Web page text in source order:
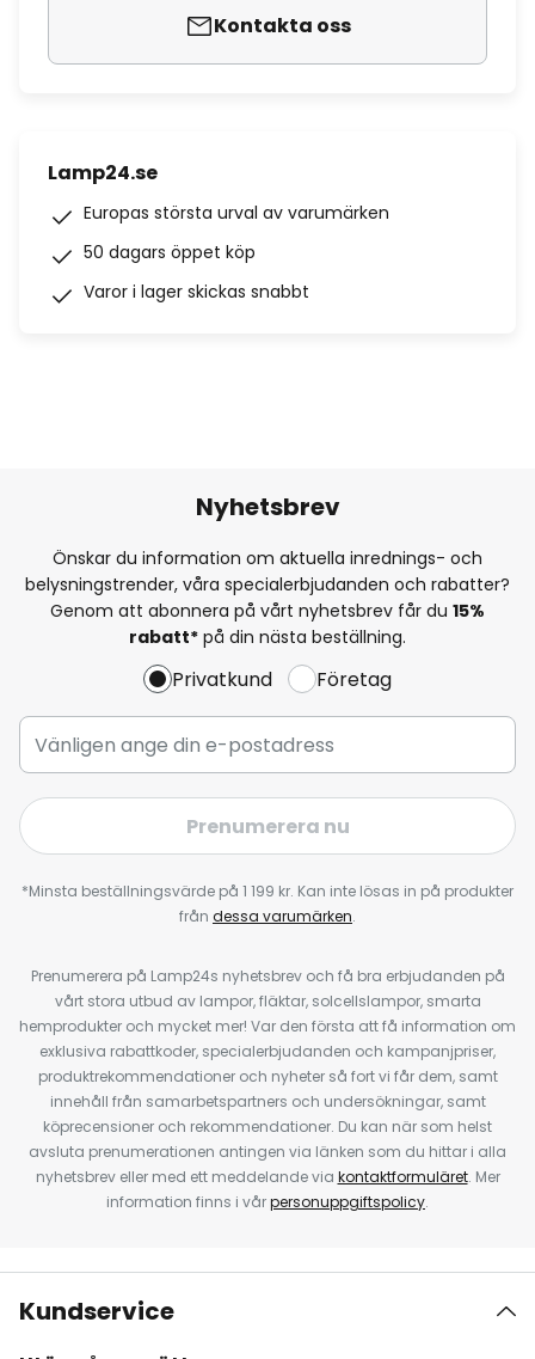
Kontakta oss
Lamp24.se
Europas största urval av varumärken
50 dagars öppet köp
Varor i lager skickas snabbt
Nyhetsbrev
Önskar du information om aktuella inrednings- och
belysningstrender, våra specialerbjudanden och rabatter?
Genom att abonnera på vårt nyhetsbrev får du 15%
rabatt* på din nästa beställning.
Privatkund Företag
Prenumerera nu
*Minsta beställningsvärde på 1 199 kr. Kan inte lösas in på produkter
från dessa varumärken.
Prenumerera på Lamp24s nyhetsbrev och få bra erbjudanden på
vårt stora utbud av lampor, fläktar, solcellslampor, smarta
hemprodukter och mycket mer! Var den första att få information om
exklusiva rabattkoder, specialerbjudanden och kampanjpriser,
produktrekommendationer och nyheter så fort vi får dem, samt
innehåll från samarbetspartners och undersökningar, samt
köprecensioner och rekommendationer. Du kan när som helst
avsluta prenumerationen antingen via länken som du hittar i alla
nyhetsbrev eller med ett meddelande via kontaktformuläret. Mer
information finns i vårpersonuppgiftspolicy.
Kundservice